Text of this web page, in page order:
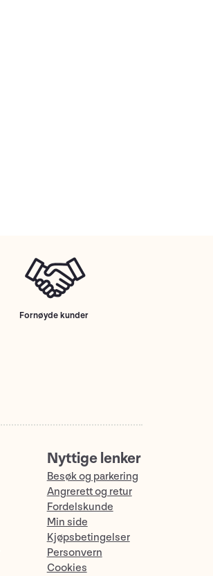
Fornøyde kunder
Nyttige lenker
Besøk og parkering
Angrerett og retur
Fordelskunde
Min side
Kjøpsbetingelser
Personvern
Cookies